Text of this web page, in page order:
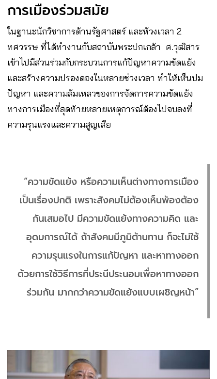
การเมืองร่วมสมัย
ในฐานะนักวิชาการด้านรัฐศาสตร์ และห้วงเวลา 2
ทศวรรษ ที่ได้ทำงานกับสถาบันพระปกเกล้า ศ.วุฒิสาร
เข้าไปมีส่วนร่วมกับกระบวนการแก้ปัญหาความขัดแย้ง
และสร้างความปรองดองในหลายช่วงเวลา ทำให้เห็นปม
ปัญหา และความล้มเหลวของการจัดการความขัดแย้ง
ทางการเมืองที่สุดท้ายหลายเหตุการณ์ต้องไปจบลงที่
ความรุนแรงและความสูญเสีย
“ความขัดแย้ง หรือความเห็นต่างทางการเมือง
เป็นเรื่องปกติ เพราะสังคมไม่ต้องเห็นพ้องต้อง
กันเสมอไป มีความขัดแย้งทางความคิด และ
อุดมการณ์ได้ ถ้าสังคมมีภูมิต้านทาน ก็จะไม่ใช้
ความรุนแรงในการแก้ปัญหา และหาทางออก
ด้วยการใช้วิธีการที่ประนีประนอมเพื่อหาทางออก
ร่วมกัน มากกว่าความขัดแย้งแบบเผชิญหน้า”